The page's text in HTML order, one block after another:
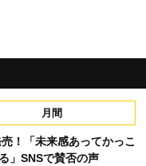
月間
！「未来感あってかっこ
」SNSで賛否の声